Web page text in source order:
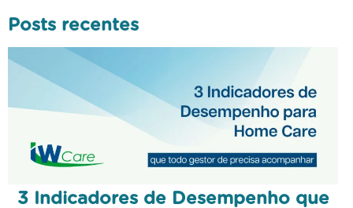
Posts recentes
3 Indicadores de Desempenho que